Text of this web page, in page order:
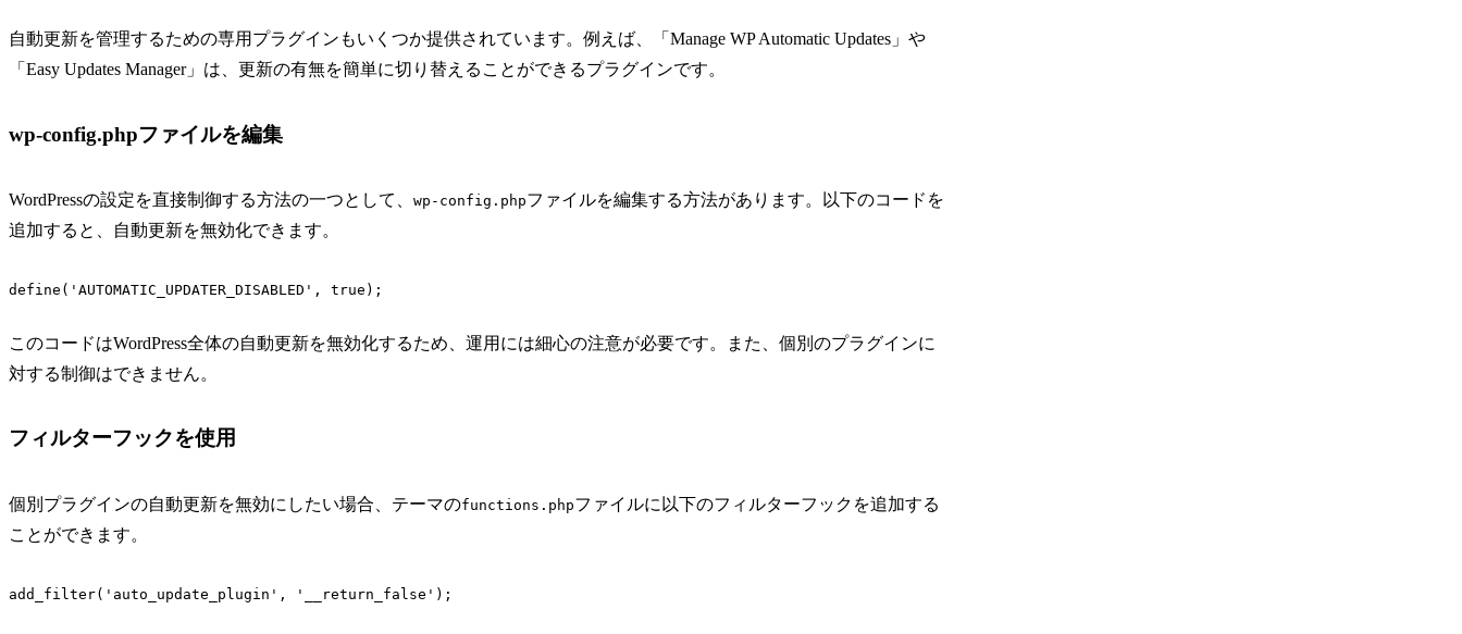
自動更新を管理するための専用プラグインもいくつか提供されています。例えば、「Manage WP Automatic Updates」や
「Easy Updates Manager」は、更新の有無を簡単に切り替えることができるプラグインです。
wp-config.phpファイルを編集
WordPressの設定を直接制御する方法の一つとして、 wp-config.phpファイルを編集する方法があります。以下のコードを
追加すると、自動更新を無効化できます。
このコードはWordPress全体の自動更新を無効化するため、運用には細心の注意が必要です。また、個別のプラグインに
対する制御はできません。
フィルターフックを使用
個別プラグインの自動更新を無効にしたい場合、テーマのfunctions.phpファイルに以下のフィルターフックを追加する
ことができます。